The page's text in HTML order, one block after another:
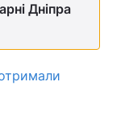
Дніпра